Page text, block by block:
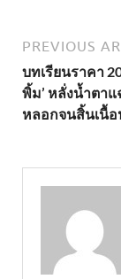
PREVIOUS
บทเรียนราคา
พิ้ม’ หลั่งน้ำตาแ
หลอกจนสิ้นเนื้อ